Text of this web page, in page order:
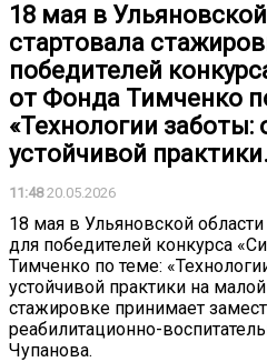
18 мая в
стартовала
победителей
от Фонда Тимченко
«Технологии заботы:
устойчивой
11:4820.05.2026
18 мая в Ульяновской
для победителей конкурса
Тимченко по теме:
устойчивой практики на
стажировке принимает
реабилитационно-
Чупанова.